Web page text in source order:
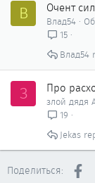
В Очент
Влад54
15
Влад54
З Про
злой дядя
19
Jekas
Поделиться: